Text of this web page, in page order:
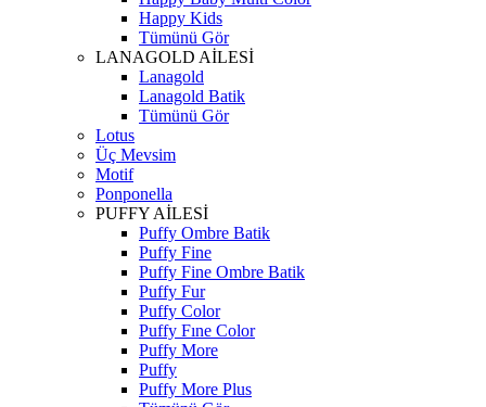
Happy Kids
Tümünü Gör
LANAGOLD AİLESİ
Lanagold
Lanagold Batik
Tümünü Gör
Lotus
Üç Mevsim
Motif
Ponponella
PUFFY AİLESİ
Puffy Ombre Batik
Puffy Fine
Puffy Fine Ombre Batik
Puffy Fur
Puffy Color
Puffy Fıne Color
Puffy More
Puffy
Puffy More Plus